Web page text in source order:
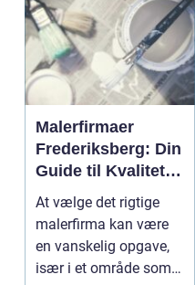
Malerfirmaer
Frederiksberg: Din
Guide til Kvalitet
og Service
At vælge det rigtige
malerfirma kan være
en vanskelig opgave,
især i et område som